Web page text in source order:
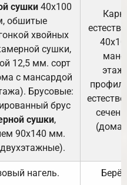
сушки 40х100
обшитые
хвойных
сушки,
12,5 мм. сорт
с мансардой
Брусовые:
брус
сушки,
90х140 мм.
(дома
нагель.